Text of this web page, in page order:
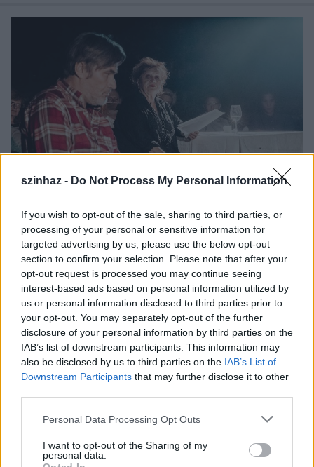
szinhaz - Do Not Process My Personal Information
If you wish to opt-out of the sale, sharing to third parties, or
processing of your personal or sensitive information for
targeted advertising by us, please use the below opt-out
section to confirm your selection. Please note that after your
opt-out request is processed you may continue seeing
interest-based ads based on personal information utilized by
us or personal information disclosed to third parties prior to
your opt-out. You may separately opt-out of the further
disclosure of your personal information by third parties on the
IAB’s list of downstream participants. This information may
also be disclosed by us to third parties on the IAB’s List of
Downstream Participants that may further disclose it to other
Please note that this website/app uses one or more Google
not limited to your visit or usage behaviour. You may click to
grant or deny consent to Google and its third-party tags to
Personal Data Processing Opt Outs
I want to opt-out of the Sharing of my
personal data.
Július 5-én indul a Zsámbéki Nyári
Színház
mtothorsi• 2020. június 26.
A frissen felújított Zichy-kastély sajátos
atmoszférájú, nyitott belső udvarán álló színpadra
tervezik idén az előadások java részét, de lesz ...